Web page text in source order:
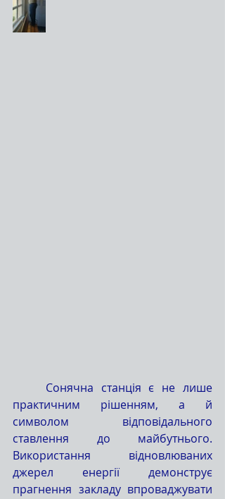
практичним рішенням, а й
символом відповідального
ставлення до майбутнього.
Використання відновлюваних
джерел енергії демонструє
прагнення закладу впроваджувати